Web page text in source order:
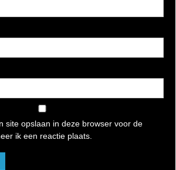
site opslaan in deze browser voor de
ik een reactie plaats.